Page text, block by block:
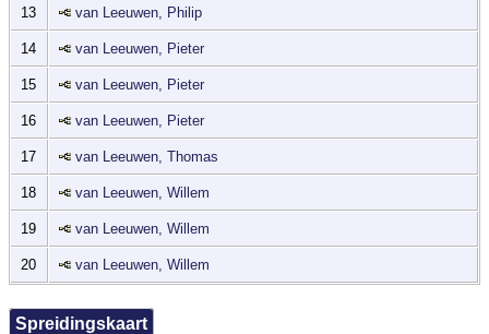
13 van Leeuwen, Philip
14 van Leeuwen, Pieter
15 van Leeuwen, Pieter
16 van Leeuwen, Pieter
17 van Leeuwen, Thomas
18 van Leeuwen, Willem
19 van Leeuwen, Willem
20 van Leeuwen, Willem
Spreidingskaart